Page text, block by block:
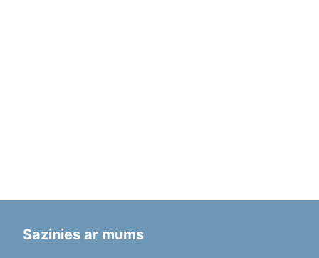
Sazinies ar mums